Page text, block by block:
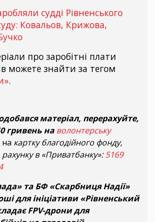
судді Рівненського
Ковальов, Крижова,
про заробітні плати
можете знайти за тегом
.
матеріал, перерахуйте,
гривень на волонтерську
картку благодійного фонду,
в «Приватбанку»:5169
та БФ «Скарбниця Надії»
для ініціативи «Рівненський
FPV-дрони для